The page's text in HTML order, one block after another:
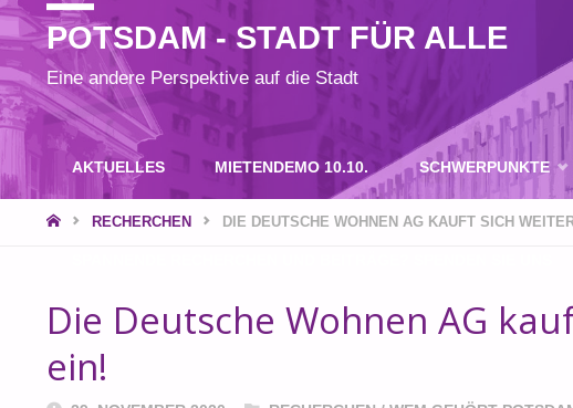
POTSDAM - STADT FÜR ALLE
Eine andere Perspektive auf die Stadt
AKTUELLES MIETENDEMO 10.10. SCHWERPUNKTE
STARTRECHERCHEN DIE DEUTSCHE WOHNEN AG KAUFT SICH
Die Deutsche Wohnen AG
ein!